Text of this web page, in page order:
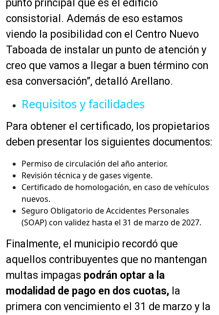
punto principal que es el edificio
consistorial. Además de eso estamos
viendo la posibilidad con el Centro Nuevo
Taboada de instalar un punto de atención y
creo que vamos a llegar a buen término con
esa conversación”, detalló Arellano.
Requisitos y facilidades
Para obtener el certificado, los propietarios
deben presentar los siguientes documentos:
Permiso de circulación del año anterior.
Revisión técnica y de gases vigente.
Certificado de homologación, en caso de vehículos
nuevos.
Seguro Obligatorio de Accidentes Personales
(SOAP) con validez hasta el 31 de marzo de 2027.
Finalmente, el municipio recordó que
aquellos contribuyentes que no mantengan
multas impagas podrán optar a la
modalidad de pago en dos cuotas, la
primera con vencimiento el 31 de marzo y la